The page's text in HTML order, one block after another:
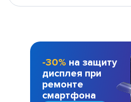
-30% на защиту
дисплея при
ремонте
смартфона